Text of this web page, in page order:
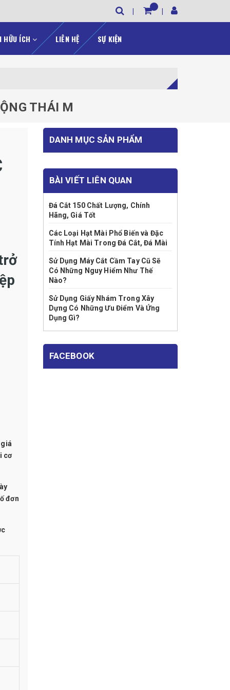
HỮU ÍCH LIÊN HỆ SỰ KIỆN
THÁI M
cơ
đơn
DANH MỤC SẢN PHẨM
BÀI VIẾT LIÊN QUAN
Đá Cắt 150 Chất Lượng, Chính
Hãng, Giá Tốt
Các Loại Hạt Mài Phổ Biến và Đặc
Tính Hạt Mài Trong Đá Cắt, Đá Mài
Sử Dụng Máy Cắt Cầm Tay Cũ Sẽ
Có Những Nguy Hiểm Như Thế
Nào?
Sử Dụng Giấy Nhám Trong Xây
Dựng Có Những Ưu Điểm Và Ứng
Dụng Gì?
FACEBOOK